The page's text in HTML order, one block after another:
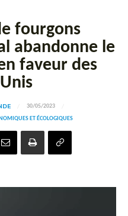
fourgons
abandonne le
faveur des
30/05/2023
ET ÉCOLOGIQUES